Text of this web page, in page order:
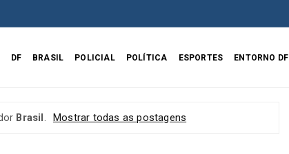
DF BRASIL POLICIAL POLÍTICA ESPORTES ENTORNO DF
Brasil. Mostrar todas as postagens